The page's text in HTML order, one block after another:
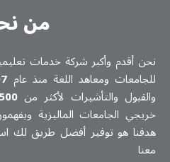
من
نحن أقدم وأكبر شركة خدمات
للجامعات ومعاهد اللغة منذ عام
والقبول والتأشيرات لأكثر من
خريجي الجامعات الماليزية
هدفنا هو توفير أفضل طريق لك
معنا